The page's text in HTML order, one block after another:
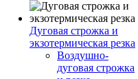
Дуговая строжка и
экзотермическая резка
Воздушно-
дуговая строжка